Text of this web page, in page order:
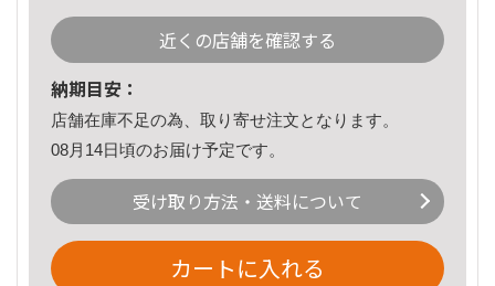
近くの店舗を確認する
納期目安：
店舗在庫不足の為、取り寄せ注文となります。
08月14日頃のお届け予定です。
受け取り方法・送料について
カートに入れる